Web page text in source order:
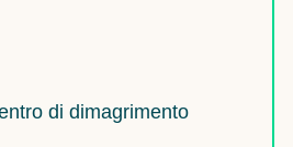
di dimagrimento